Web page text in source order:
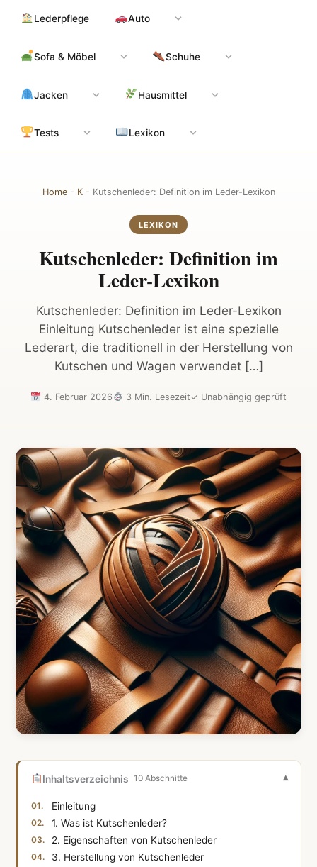
Inhalt
Lederpflege Auto
Sofa & Möbel Schuhe
Jacken Hausmittel
Tests Lexikon
Home- K- Kutschenleder: Definition im Leder-Lexikon
LEXIKON
Kutschenleder: Definition im
Leder-Lexikon
Kutschenleder: Definition im Leder-Lexikon
Einleitung Kutschenleder ist eine spezielle
Lederart, die traditionell in der Herstellung von
Kutschen und Wagen verwendet […]
4. Februar 2026 3 Min. Lesezeit✓ Unabhängig geprüft
Inhaltsverzeichnis 10 Abschnitte
Einleitung
1. Was ist Kutschenleder?
2. Eigenschaften von Kutschenleder
3. Herstellung von Kutschenleder